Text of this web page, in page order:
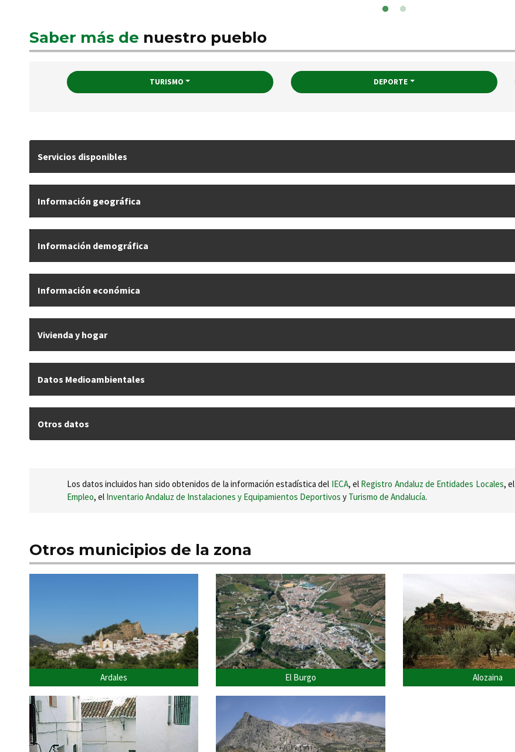
Saber más de nuestro pueblo
TURISMO DEPORTE
Servicios disponibles
Información geográfica
Información demográfica
Información económica
Vivienda y hogar
Datos Medioambientales
Otros datos
Los datos incluidos han sido obtenidos de la información estadística del IECA, el Registro Andaluz de Entidades Locales, el
Empleo, el Inventario Andaluz de Instalaciones y Equipamientos Deportivos y Turismo de Andalucía.
Otros municipios de la zona
Ardales El Burgo Alozaina